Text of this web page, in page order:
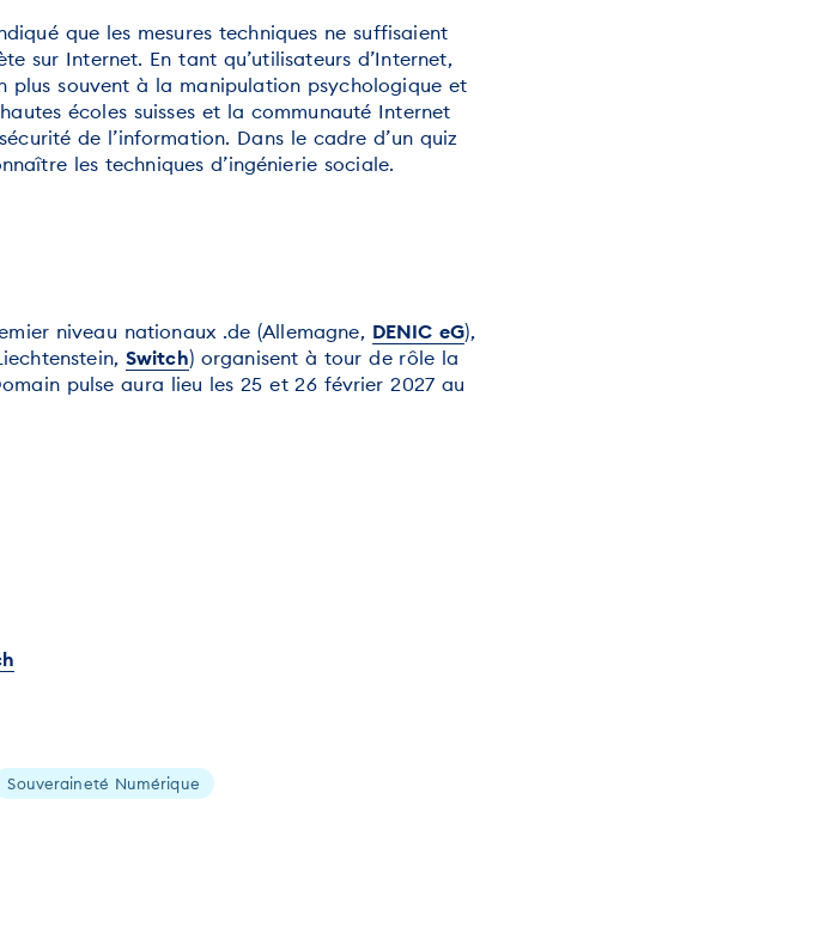
que les mesures techniques ne suffisaient
sur Internet. En tant qu’utilisateurs d’Internet,
plus souvent à la manipulation psychologique et
écoles suisses et la communauté Internet
de l’information. Dans le cadre d’un quiz
les techniques d’ingénierie sociale.
niveau nationaux .de (Allemagne, DENIC eG),
Switch) organisent à tour de rôle la
pulse aura lieu les 25 et 26 février 2027 au
Souveraineté Numérique